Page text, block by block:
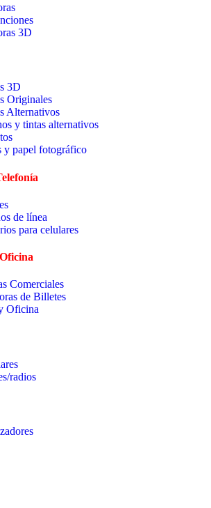
3D
3D
Originales
Alternativos
y tintas alternativos
y papel fotográfico
de línea
para celulares
Comerciales
de Billetes
Oficina
radios